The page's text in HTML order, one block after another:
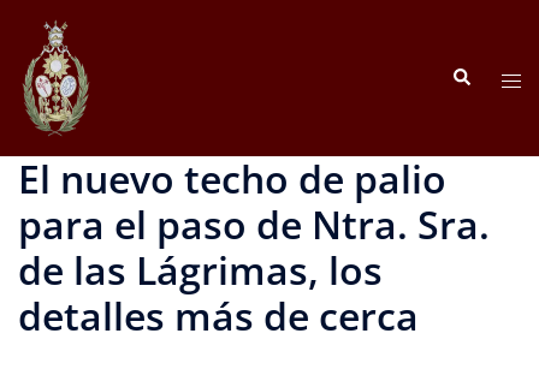
contenido
Buscar
El nuevo techo de palio
para el paso de Ntra. Sra.
de las Lágrimas, los
detalles más de cerca